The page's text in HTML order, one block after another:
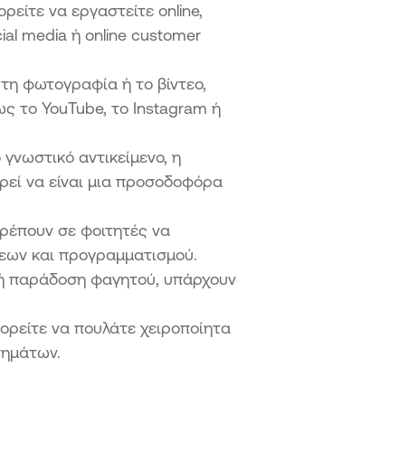
να εργαστείτε online,
media ή online customer
φωτογραφία ή το βίντεο,
το YouTube, το Instagram ή
αντικείμενο, η
να είναι μια προσοδοφόρα
σε φοιτητές να
και προγραμματισμού.
παράδοση φαγητού, υπάρχουν
να πουλάτε χειροποίητα